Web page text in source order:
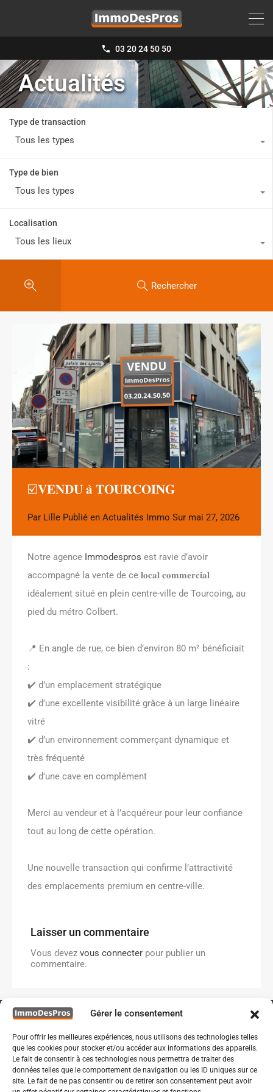
Gérer le consentement
Pour offrir les meilleures expériences, nous utilisons des technologies telles
que les cookies pour stocker et/ou accéder aux informations des appareils.
Le fait de consentir à ces technologies nous permettra de traiter des
données telles que le comportement de navigation ou les ID uniques sur ce
site. Le fait de ne pas consentir ou de retirer son consentement peut avoir
03 20 24 50 50
Actualités
Type de transaction
Tous les types
Type de bien
Tous les types
Localisation
Tous les lieux
Rechercher
☑️𝐕𝐄𝐍𝐃𝐔 𝐚̀ 𝐓𝐎𝐔𝐑𝐂𝐎𝐈𝐍𝐆
Par Lille Publié en Actualités Immo Sur mai 27, 2026
Notre agence Immodespros est ravie d’avoir
accompagné la vente de ce 𝐥𝐨𝐜𝐚𝐥 𝐜𝐨𝐦𝐦𝐞𝐫𝐜𝐢𝐚𝐥
idéalement situé en plein centre-ville de Tourcoing, au
pied du métro Colbert.
📍 En angle de rue, ce bien d’environ 80 m² bénéficiait
:
✔️ d’un emplacement stratégique
✔️ d’une excellente visibilité grâce à un large linéaire
vitré
✔️ d’un environnement commerçant dynamique et
très fréquenté
✔️ d’une cave en complément
Merci au vendeur et à l’acquéreur pour leur confiance
tout au long de cette opération.
Une nouvelle transaction qui confirme l’attractivité
des emplacements premium en centre-ville.
Laisser un commentaire
Vous devez vous connecter pour publier un
commentaire.